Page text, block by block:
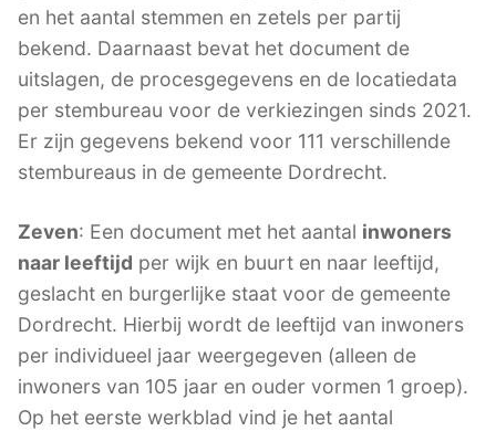
en het aantal stemmen en zetels per partij
bekend. Daarnaast bevat het document de
uitslagen, de procesgegevens en de locatiedata
per stembureau voor de verkiezingen sinds 2021.
Er zijn gegevens bekend voor 111 verschillende
stembureaus in de gemeente Dordrecht.
Zeven: Een document met het aantal inwoners
naar leeftijd per wijk en buurt en naar leeftijd,
geslacht en burgerlijke staat voor de gemeente
Dordrecht. Hierbij wordt de leeftijd van inwoners
per individueel jaar weergegeven (alleen de
inwoners van 105 jaar en ouder vormen 1 groep).
Op het eerste werkblad vind je het aantal